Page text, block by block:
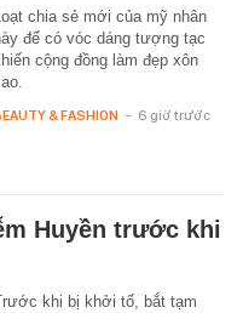
chia sẻ mới của mỹ nhân
để có vóc dáng tượng tạc
cộng đồng làm đẹp xôn
& FASHION - 6 giờ trước
Huyền trước khi
khi bị khởi tố, bắt tạm